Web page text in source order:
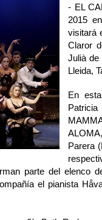
- EL
2015
visitará
Claror
Julià de
Lleida,
En
Parera
parte del elenco
el pianista